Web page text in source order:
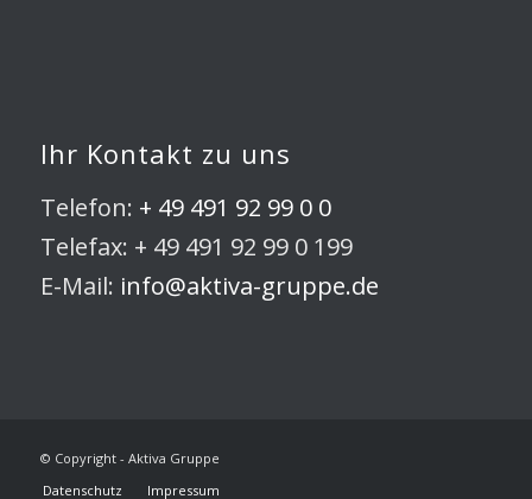
Ihr Kontakt zu uns
Telefon: + 49 491 92 99 0 0
Telefax: + 49 491 92 99 0 199
E-Mail: info@aktiva-gruppe.de
© Copyright - Aktiva Gruppe
Datenschutz
Impressum